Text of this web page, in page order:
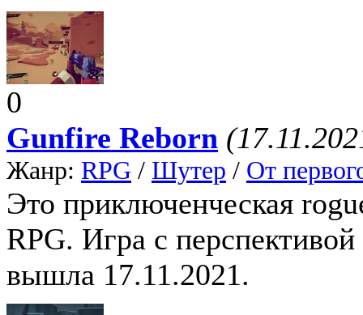
0
Gunfire Reborn
Жанр: RPG / Шутер / От
Это приключенческая
RPG. Игра с
вышла 17.11.2021.